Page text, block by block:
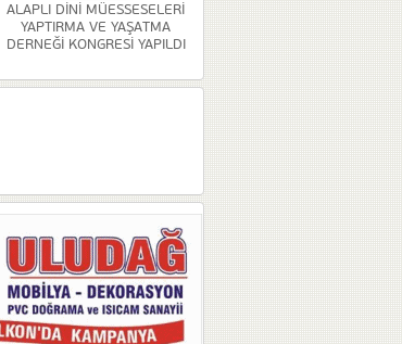
ALAPLI DİNİ MÜESSESELERİ
YAPTIRMA VE YAŞATMA
DERNEĞİ KONGRESİ YAPILDI